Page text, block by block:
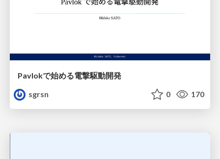
Pavlokで始める電撃駆動開発
sgrsn
0 170